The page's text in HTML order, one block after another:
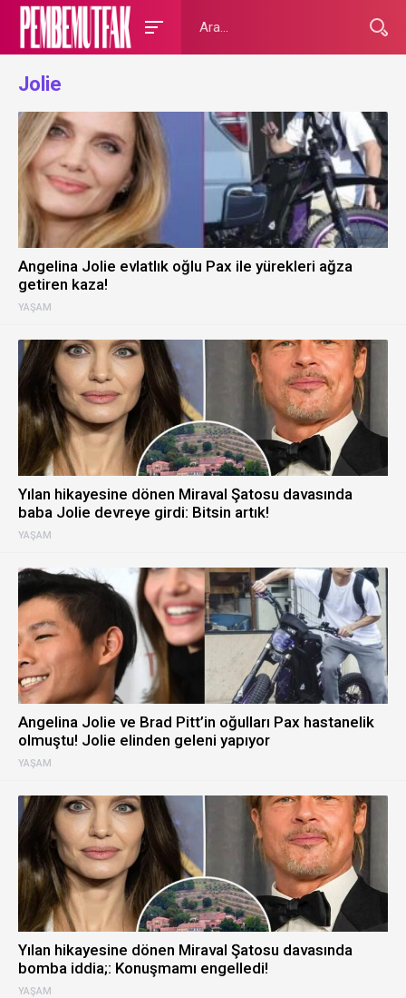
Jolie
YAŞAM
Angelina Jolie evlatlık oğlu Pax ile yürekleri ağza
getiren kaza!
YAŞAM
Yılan hikayesine dönen Miraval Şatosu davasında
baba Jolie devreye girdi: Bitsin artık!
YAŞAM
Angelina Jolie ve Brad Pitt’in oğulları Pax hastanelik
olmuştu! Jolie elinden geleni yapıyor
YAŞAM
Yılan hikayesine dönen Miraval Şatosu davasında
bomba iddia;: Konuşmamı engelledi!